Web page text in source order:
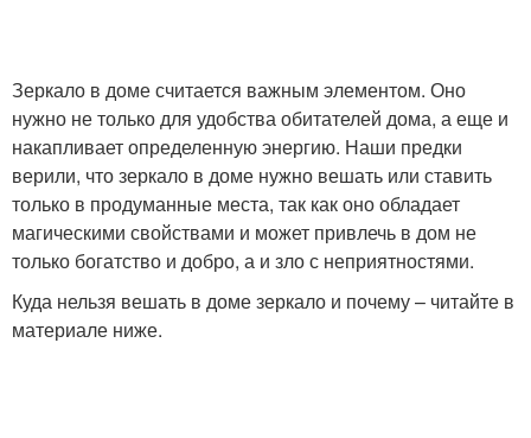
Зеркало в доме считается важным элементом. Оно
нужно не только для удобства обитателей дома, а еще и
накапливает определенную энергию. Наши предки
верили, что зеркало в доме нужно вешать или ставить
только в продуманные места, так как оно обладает
магическими свойствами и может привлечь в дом не
только богатство и добро, а и зло с неприятностями.
Куда нельзя вешать в доме зеркало и почему – читайте в
материале ниже.